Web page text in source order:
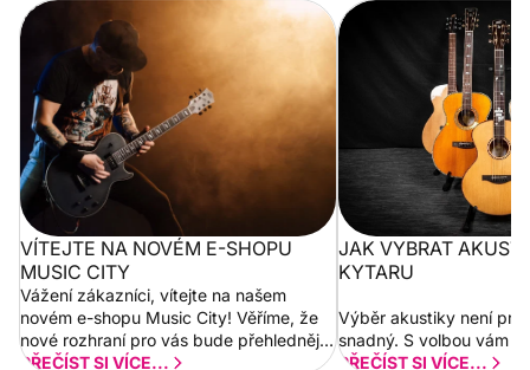
Vítejte na novém e-shopu Music
City
VÍTEJTE NA NOVÉM E-SHOPU
MUSIC CITY
Vážení zákazníci, vítejte na našem
novém e-shopu Music City! Věříme, že
nové rozhraní pro vás bude přehlednější
a rychlejší. Postupně budeme přidávat
PŘEČÍST SI VÍCE...
Jak vybrat
JAK VYBRAT
KYTARU
Výběr akustiky není pro
snadný. S volbou vám
PŘEČÍST SI VÍCE...